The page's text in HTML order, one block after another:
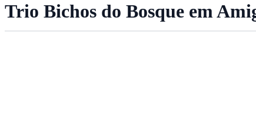
Trio Bichos do Bosque em